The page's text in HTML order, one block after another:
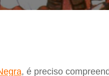
, é preciso